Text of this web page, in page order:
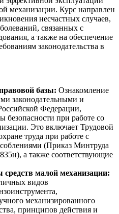
механизации. Курс направлен
несчастных случаев,
связанных с
а также на обеспечение
законодательства в
базы: Ознакомление
законодательными и
Федерации,
при работе со
Это включает Трудовой
труда при работе с
(Приказ Минтруда
а также соответствующие
малой механизации:
видов
механизированного
принципов действия и